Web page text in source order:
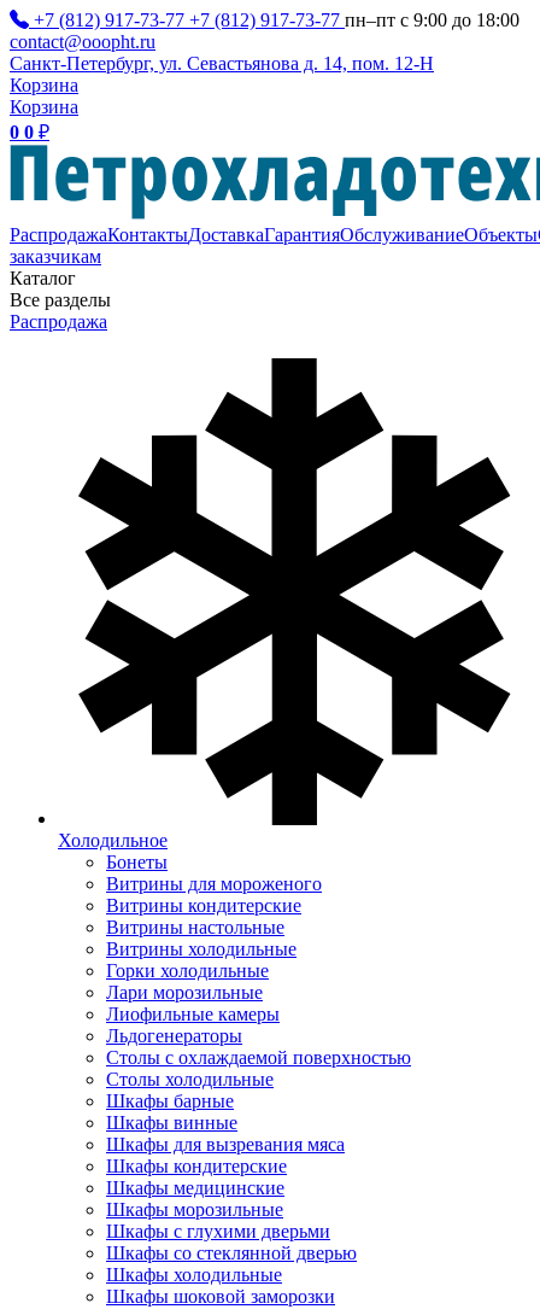
+7 (812) 917-73-77 +7 (812) 917-73-77 пн–пт с 9:00 до 18:00
contact@ooopht.ru
Санкт-Петербург, ул. Севастьянова д. 14, пом. 12-Н
Корзина
Корзина
0 0 ₽
РаспродажаКонтактыДоставкаГарантияОбслуживаниеОбъекты
заказчикам
Каталог
Все разделы
Распродажа
Холодильное
Бонеты
Витрины для мороженого
Витрины кондитерские
Витрины настольные
Витрины холодильные
Горки холодильные
Лари морозильные
Лиофильные камеры
Льдогенераторы
Столы с охлаждаемой поверхностью
Столы холодильные
Шкафы барные
Шкафы винные
Шкафы для вызревания мяса
Шкафы кондитерские
Шкафы медицинские
Шкафы морозильные
Шкафы с глухими дверьми
Шкафы со стеклянной дверью
Шкафы холодильные
Шкафы шоковой заморозки